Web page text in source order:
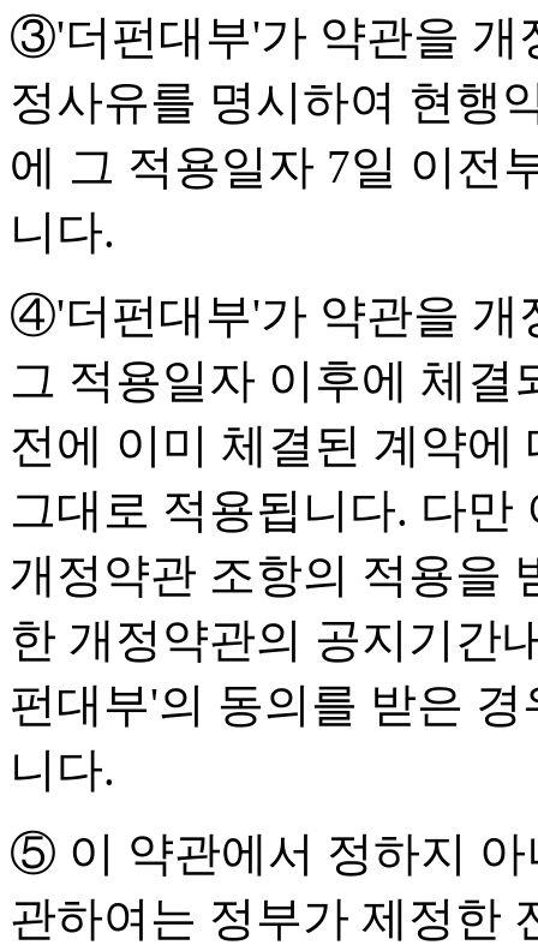
③'더펀대부'가 약관을 개
정사유를 명시하여 현행
에 그 적용일자 7일 이전
니다.
④'더펀대부'가 약관을 개
그 적용일자 이후에 체결
전에 이미 체결된 계약에
그대로 적용됩니다. 다만
개정약관 조항의 적용을
한 개정약관의 공지기간
펀대부'의 동의를 받은
니다.
⑤ 이 약관에서 정하지 아
관하여는 정부가 제정한